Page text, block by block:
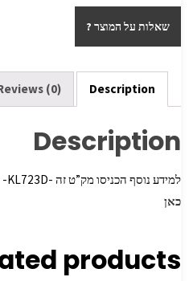
b
o
o
k
tt
er
ar
e
שאלות על המוצר ?
Description
(0)
Description
למידע נוסף הכניסו מק”ט זה -KL723D- לחיפוש בדף הקישור באתר היצרן
כאן
products